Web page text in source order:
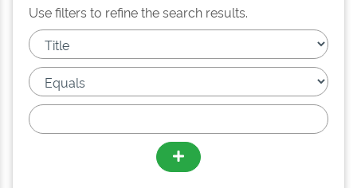
Use filters to refine the search results.